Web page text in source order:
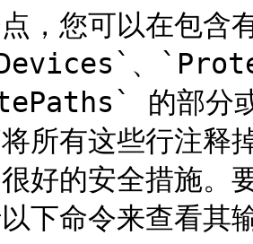
点，您可以在包
、
的部分
所有这些行注释
好的安全措施
下命令来查看其